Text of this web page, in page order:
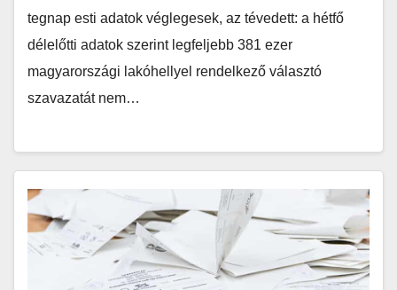
tegnap esti adatok véglegesek, az tévedett: a hétfő
délelőtti adatok szerint legfeljebb 381 ezer
magyarországi lakóhellyel rendelkező választó
szavazatát nem…